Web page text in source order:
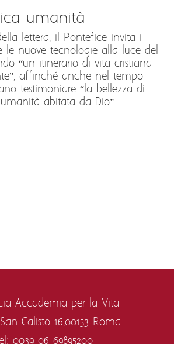
umanità
lettera, il Pontefice invita i
le nuove tecnologie alla luce del
“un itinerario di vita cristiana
affinché anche nel tempo
testimoniare “la bellezza di
abitata da Dio”.
Accademia per la Vita
Calisto 16,00153 Roma
0039 06 69895200